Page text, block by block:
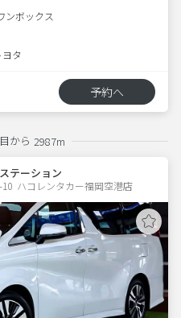
ンボックス
ヨタ
予約へ
から 2987m
テーション
ハコレンタカー福岡空港店